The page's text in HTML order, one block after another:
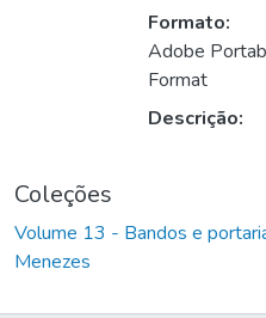
Formato:
Adobe
Format
Descrição:
Coleções
Volume 13 - Bandos e
Menezes